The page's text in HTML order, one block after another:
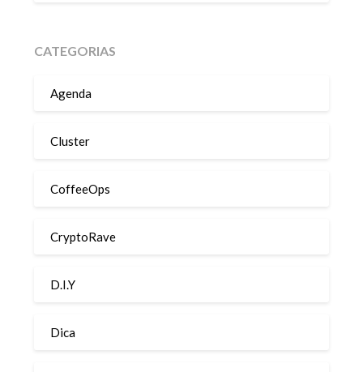
CATEGORIAS
Agenda
Cluster
CoffeeOps
CryptoRave
D.I.Y
Dica